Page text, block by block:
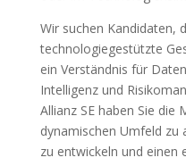
Wir suchen Kandidaten,
technologiegestützte
ein Verständnis für
Intelligenz und
Allianz SE haben Sie die
dynamischen Umfeld zu
zu entwickeln und einen